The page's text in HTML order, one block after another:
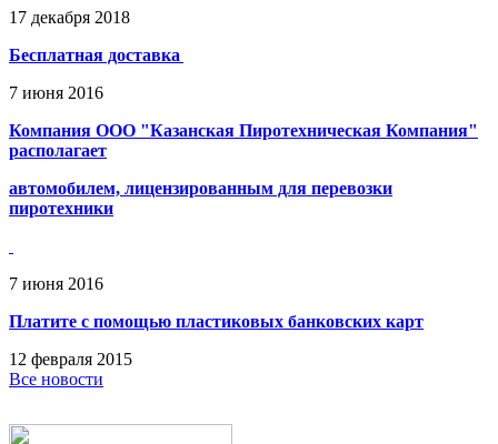
17 декабря 2018
Бесплатная доставка
7 июня 2016
Компания ООО "Казанская Пиротехническая Компания"
располагает
автомобилем, лицензированным для перевозки
пиротехники
7 июня 2016
Платите с помощью пластиковых банковских карт
12 февраля 2015
Все новости